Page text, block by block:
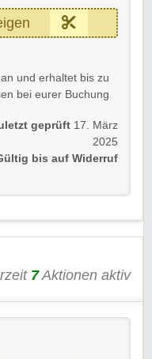
und erhaltet bis zu
bei eurer Buchung
Erstes die neuesten
mehr….
geprüft 17. März
2025
bis auf Widerruf
7Aktionen aktiv